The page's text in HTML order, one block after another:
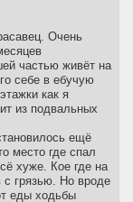
Очень
частью живёт на
себе в ебучую
как я
из подвальных
ещё
место где спал
хуже. Кое где на
с грязью. Но вроде
еды ходьбы